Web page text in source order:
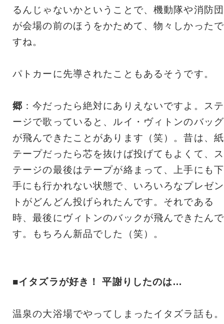
るんじゃないかということで、機動隊や消防団
が会場の前のほうをかためて、物々しかったで
すね。
パトカーに先導されたこともあるそうです。
郷 ：今だったら絶対にありえないですよ。ステ
ージで歌っていると、ルイ・ヴィトンのバッグ
が飛んできたことがあります（笑）。昔は、紙
テープだったら芯を抜けば投げてもよくて、ス
テージの最後はテープが絡まって、上手にも下
手にも行かれない状態で、いろいろなプレゼン
トがどんどん投げられたんです。それである
時、最後にヴィトンのバックが飛んできたんで
す。もちろん新品でした（笑）。
■イタズラが好き！ 平謝りしたのは…
温泉の大浴場でやってしまったイタズラ話も。